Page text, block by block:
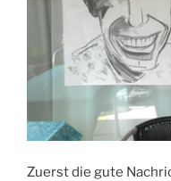
Zuerst die gute